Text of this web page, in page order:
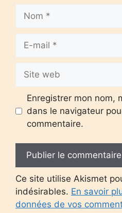
mail
web
Enregistrer mon nom,
dans le navigateur
commentaire.
Ce site utilise Akismet
indésirables. En savoir
données de vos